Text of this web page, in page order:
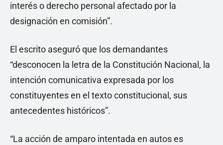
interés o derecho personal afectado por la
designación en comisión”.
El escrito aseguró que los demandantes
“desconocen la letra de la Constitución Nacional, la
intención comunicativa expresada por los
constituyentes en el texto constitucional, sus
antecedentes históricos”.
“La acción de amparo intentada en autos es